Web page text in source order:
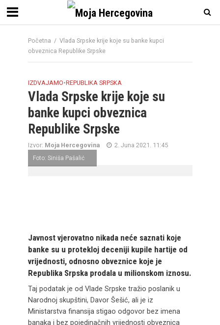
Početna / Vlada Srpske krije koje su banke kupci
obveznica Republike Srpske
IZDVAJAMO•REPUBLIKA SRPSKA
Vlada Srpske krije koje su
banke kupci obveznica
Republike Srpske
Izvor: Moja Hercegovina 2. Juna 2021. 11:45
Foto: Siniša Pašalić
Javnost vjerovatno nikada neće saznati koje
banke su u protekloj deceniji kupile hartije od
vrijednosti, odnosno obveznice koje je
Republika Srpska prodala u milionskom iznosu.
Taj podatak je od Vlade Srpske tražio poslanik u
Narodnoj skupštini, Davor Šešić, ali je iz
Ministarstva finansija stigao odgovor bez imena
banaka i bez pojedinačnih vrijednosti obveznica